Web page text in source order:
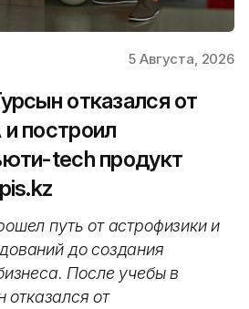
5 Августа, 2026
отказался от
построил
tech продукт
путь от астрофизики и
до создания
После учебы в
отказался от